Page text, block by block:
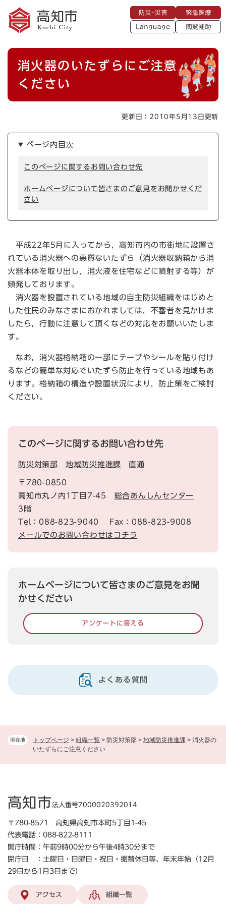
メニューを飛ばして本文へ
災
・
災
急
医
療
L
a
a
g
閲
助
現在地 トップページ > 組織一覧 > 防災対策部 > 地域防災推進課 > 消火器の
いたずらにご注意ください
本
消火器のいたずらにご注意
ください
更新日：2010年5月13日更新
ページ内目次
このページに関するお問い合わせ先
ホームページについて皆さまのご意見をお聞かせくだ
さい
平成22年5月に入ってから，高知市内の市街地に設置さ
れている消火器への悪質ないたずら（消火器収納箱から消
火器本体を取り出し，消火液を住宅などに噴射する等）が
頻発しております。
消火器を設置されている地域の自主防災組織をはじめと
した住民のみなさまにおかれましては，不審者を見かけま
したら，行動に注意して頂くなどの対応をお願いいたしま
す。
なお，消火器格納箱の一部にテープやシールを貼り付け
るなどの簡単な対応でいたずら防止を行っている地域もあ
ります。格納箱の構造や設置状況により，防止策をご検討
ください。
このページに関するお問い合わせ先
防災対策部 地域防災推進課 直通
〒780-0850
高知市丸ノ内1丁目7-45 総合あんしんセンター
3階
Tel：088-823-9040
Fax：088-823-9008
メールでのお問い合わせはコチラ
ホームページについて皆さまのご意見をお聞
かせください
アンケートに答える
よくある質問
高知市法人番号7000020392014
〒780-8571 高知県高知市本町5丁目1-45
代表電話：088-822-8111
開庁時間：午前9時00分から午後4時30分まで
閉庁日 ：土曜日・日曜日・祝日・振替休日等、年末年始（12月
29日から1月3日まで）
アクセス 組織一覧